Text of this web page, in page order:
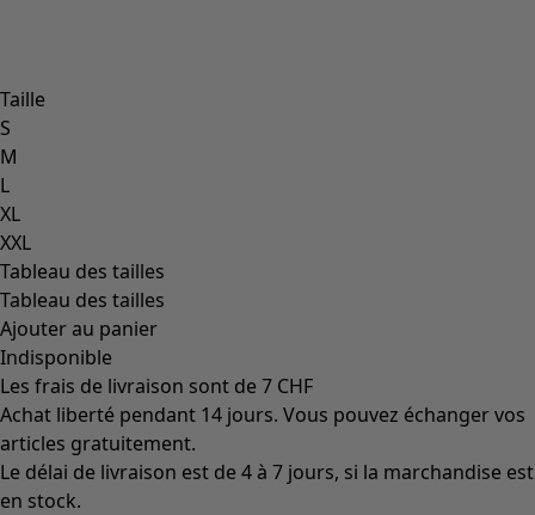
Taille
S
M
L
XL
XXL
Tableau des tailles
Tableau des tailles
Ajouter au panier
Indisponible
Les frais de livraison sont de 7 CHF
Achat liberté pendant 14 jours. Vous pouvez échanger vos
articles gratuitement.
Le délai de livraison est de 4 à 7 jours, si la marchandise est
en stock.